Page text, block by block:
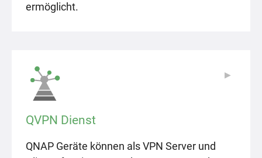
ermöglicht.
QVPN Dienst
QNAP Geräte können als VPN Server und
▶